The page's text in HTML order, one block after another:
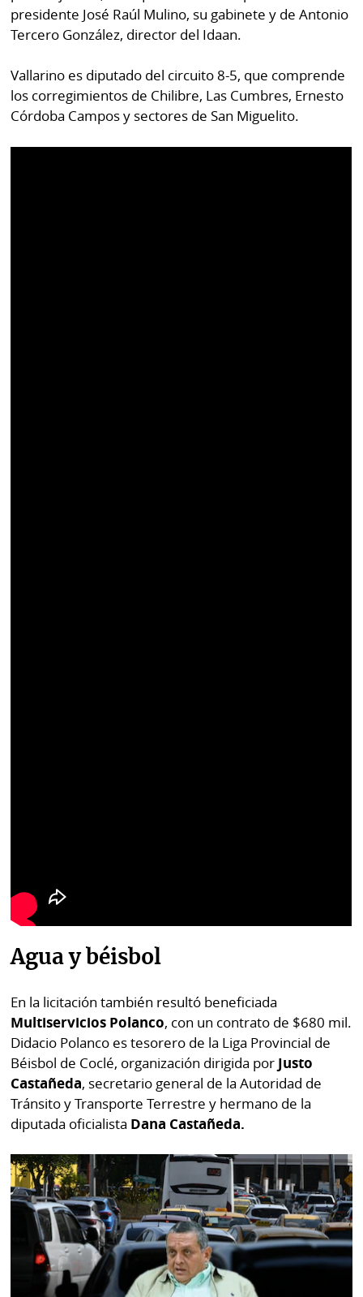
presidente José Raúl Mulino, su gabinete y de Antonio
Tercero González, director del Idaan.
Vallarino es diputado del circuito 8-5, que comprende
los corregimientos de Chilibre, Las Cumbres, Ernesto
Córdoba Campos y sectores de San Miguelito.
Agua y béisbol
En la licitación también resultó beneficiada
Multiservicios Polanco, con un contrato de $680 mil.
Didacio Polanco es tesorero de la Liga Provincial de
Béisbol de Coclé, organización dirigida por Justo
Castañeda, secretario general de la Autoridad de
Tránsito y Transporte Terrestre y hermano de la
diputada oficialista Dana Castañeda.